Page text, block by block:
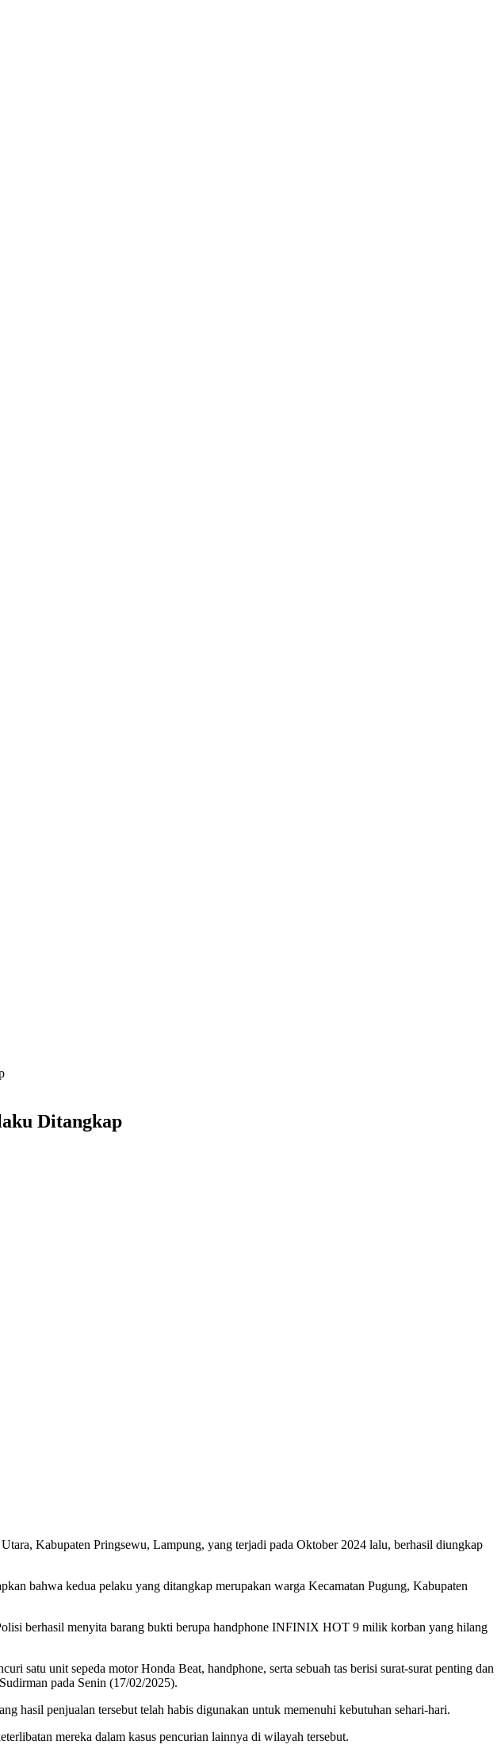
Ditangkap
Kabupaten Pringsewu, Lampung, yang terjadi pada Oktober 2024 lalu, berhasil diungkap
bahwa kedua pelaku yang ditangkap merupakan warga Kecamatan Pugung, Kabupaten
berhasil menyita barang bukti berupa handphone INFINIX HOT 9 milik korban yang hilang
satu unit sepeda motor Honda Beat, handphone, serta sebuah tas berisi surat-surat penting dan
pada Senin (17/02/2025).
hasil penjualan tersebut telah habis digunakan untuk memenuhi kebutuhan sehari-hari.
mereka dalam kasus pencurian lainnya di wilayah tersebut.